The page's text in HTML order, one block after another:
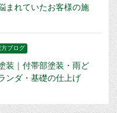
まれていたお客様の施
方ブログ
装｜付帯部塗装・雨ど
ンダ・基礎の仕上げ